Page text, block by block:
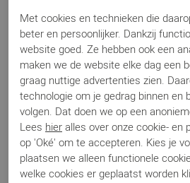
Los voetbed
Nee
Categorie
Slingback
Kleur
Brons
Materiaal
Leer
Bestelcode
Betalen
Verzenden
Met cookies en technieken die
beter en persoonlijker. Dankzij
website goed. Ze hebben ook een
maken we de website elke dag een
graag nuttige advertenties zien.
technologie om je gedrag binnen en
volgen. Dat doen we op een
Lees hier alles over onze cookie- en
op 'Oké' om te accepteren. Kies je
plaatsen we alleen functionele
welke cookies er geplaatst worden